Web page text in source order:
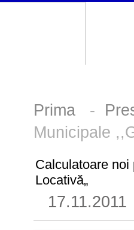
Prima -
Municipale
Calculatoare
Locativă„
17.11.2011